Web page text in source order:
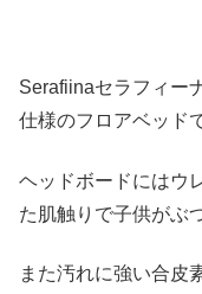
Serafiinaセラフィー
仕様のフロアベッド
ヘッドボードにはウ
た肌触りで子供がぶ
また汚れに強い合皮